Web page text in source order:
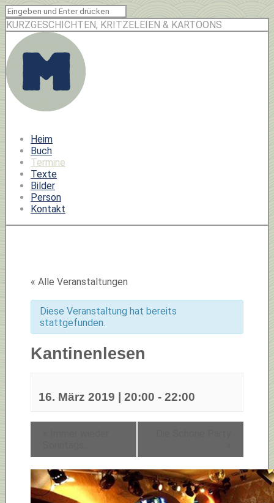
KURZGESCHICHTEN, KRITZELEIEN & KARTOONS
Heim
Buch
Termine
Texte
Bilder
Person
Kontakt
« Alle Veranstaltungen
Diese Veranstaltung hat bereits
stattgefunden.
Kantinenlesen
16. März 2019 | 20:00 - 22:00